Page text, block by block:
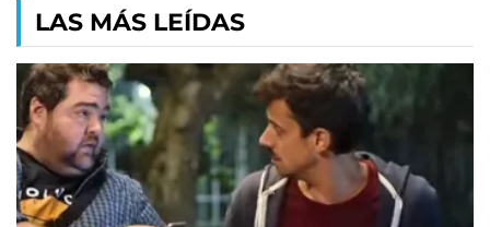
LAS MÁS LEÍDAS